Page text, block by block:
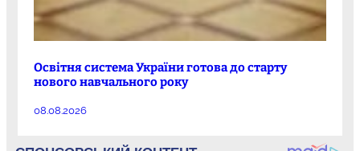
Освітня система України готова до старту
нового навчального року
08.08.2026